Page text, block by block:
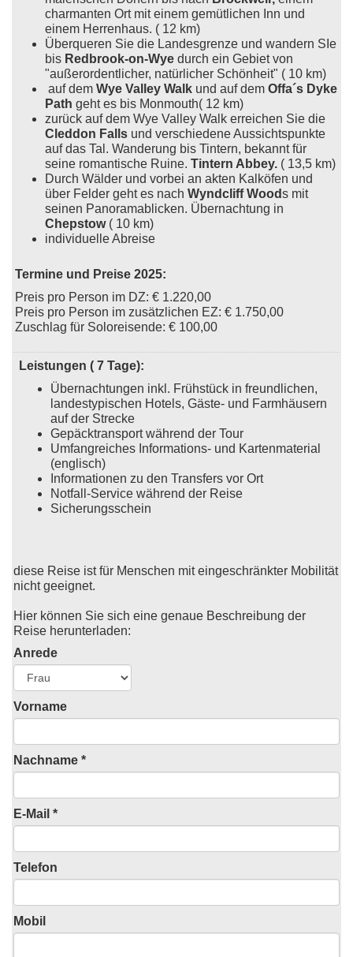
charmanten Ort mit einem gemütlichen Inn und
einem Herrenhaus. ( 12 km)
Überqueren Sie die Landesgrenze und wandern SIe
bis Redbrook-on-Wye durch ein Gebiet von
"außerordentlicher, natürlicher Schönheit" ( 10 km)
auf dem Wye Valley Walk und auf dem Offa´s Dyke
Path geht es bis Monmouth( 12 km)
zurück auf dem Wye Valley Walk erreichen Sie die
Cleddon Falls und verschiedene Aussichtspunkte
auf das Tal. Wanderung bis Tintern, bekannt für
seine romantische Ruine. Tintern Abbey. ( 13,5 km)
Durch Wälder und vorbei an akten Kalköfen und
über Felder geht es nach Wyndcliff Woods mit
seinen Panoramablicken. Übernachtung in
Chepstow( 10 km)
individuelle Abreise
Termine und Preise 2025:
Preis pro Person im DZ: € 1.220,00
Preis pro Person im zusätzlichen EZ: € 1.750,00
Zuschlag für Soloreisende: € 100,00
Leistungen ( 7 Tage):
Übernachtungen inkl. Frühstück in freundlichen,
landestypischen Hotels, Gäste- und Farmhäusern
auf der Strecke
Gepäcktransport während der Tour
Umfangreiches Informations- und Kartenmaterial
(englisch)
Informationen zu den Transfers vor Ort
Notfall-Service während der Reise
Sicherungsschein
diese Reise ist für Menschen mit eingeschränkter Mobilität
nicht geeignet.
Hier können Sie sich eine genaue Beschreibung der
Reise herunterladen:
Anrede
Vorname
Nachname *
E-Mail *
Telefon
Mobil